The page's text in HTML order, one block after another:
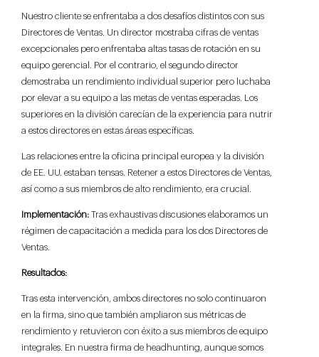
Nuestro cliente se enfrentaba a dos desafíos distintos con sus
Directores de Ventas. Un director mostraba cifras de ventas
excepcionales pero enfrentaba altas tasas de rotación en su
equipo gerencial. Por el contrario, el segundo director
demostraba un rendimiento individual superior pero luchaba
por elevar a su equipo a las metas de ventas esperadas. Los
superiores en la división carecían de la experiencia para nutrir
a estos directores en estas áreas específicas.
Las relaciones entre la oficina principal europea y la división
de EE. UU. estaban tensas. Retener a estos Directores de Ventas,
así como a sus miembros de alto rendimiento, era crucial.
Implementación: Tras exhaustivas discusiones elaboramos un
régimen de capacitación a medida para los dos Directores de
Ventas.
Resultados:
Tras esta intervención, ambos directores no solo continuaron
en la firma, sino que también ampliaron sus métricas de
rendimiento y retuvieron con éxito a sus miembros de equipo
integrales. En nuestra firma de headhunting, aunque somos